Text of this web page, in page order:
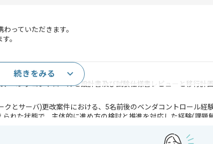
っていただきます。
。
ない技術的な知見
、ベンダコントロールと設計書及び試験仕様書レビューと移行計
クとサーバ)更改案件における、5名前後のベンダコントロール経
られた状態で、主体的に進め方の検討と推進を対応した経験(課題
続きをみる